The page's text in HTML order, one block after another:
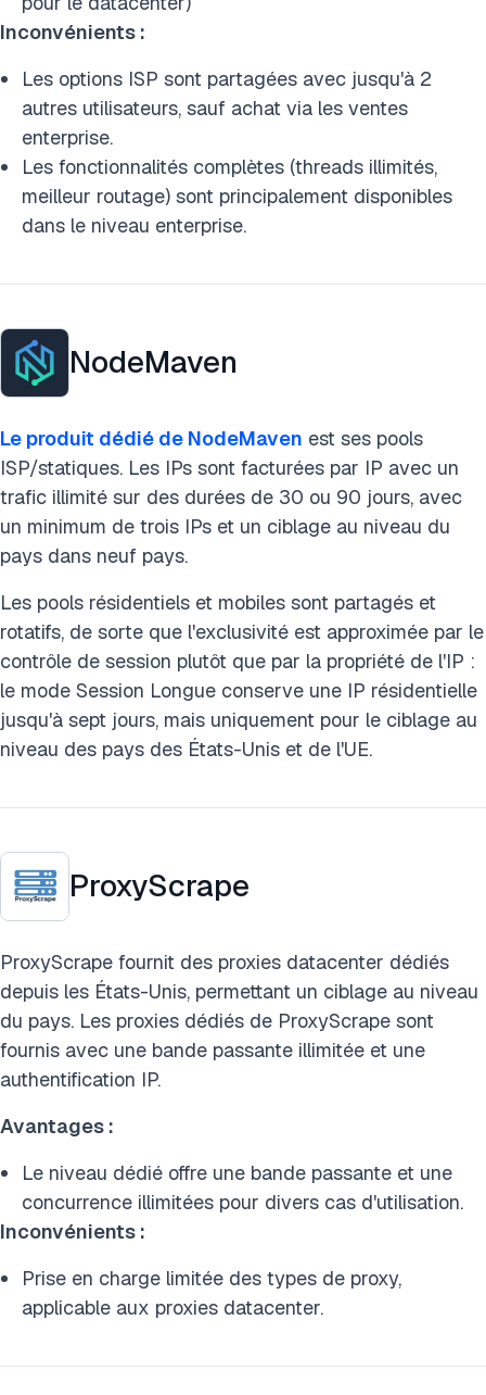
Inconvénients :
Les options ISP sont partagées avec jusqu'à 2
autres utilisateurs, sauf achat via les ventes
enterprise.
Les fonctionnalités complètes (threads illimités,
meilleur routage) sont principalement disponibles
dans le niveau enterprise.
NodeMaven
Le produit dédié de NodeMaven est ses pools
ISP/statiques. Les IPs sont facturées par IP avec un
trafic illimité sur des durées de 30 ou 90 jours, avec
un minimum de trois IPs et un ciblage au niveau du
pays dans neuf pays.
Les pools résidentiels et mobiles sont partagés et
rotatifs, de sorte que l'exclusivité est approximée par le
contrôle de session plutôt que par la propriété de l'IP :
le mode Session Longue conserve une IP résidentielle
jusqu'à sept jours, mais uniquement pour le ciblage au
niveau des pays des États-Unis et de l'UE.
ProxyScrape
ProxyScrape fournit des proxies datacenter dédiés
depuis les États-Unis, permettant un ciblage au niveau
du pays. Les proxies dédiés de ProxyScrape sont
fournis avec une bande passante illimitée et une
authentification IP.
Avantages :
Le niveau dédié offre une bande passante et une
concurrence illimitées pour divers cas d'utilisation.
Inconvénients :
Prise en charge limitée des types de proxy,
applicable aux proxies datacenter.